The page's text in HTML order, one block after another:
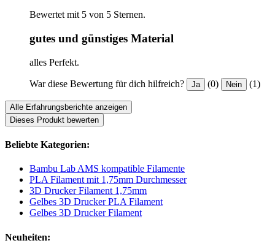
Bewertet mit 5 von 5 Sternen.
gutes und günstiges Material
alles Perfekt.
War diese Bewertung für dich hilfreich? Ja (0) Nein (1)
Alle Erfahrungsberichte anzeigen
Dieses Produkt bewerten
Beliebte Kategorien:
Bambu Lab AMS kompatible Filamente
PLA Filament mit 1,75mm Durchmesser
3D Drucker Filament 1,75mm
Gelbes 3D Drucker PLA Filament
Gelbes 3D Drucker Filament
Neuheiten: